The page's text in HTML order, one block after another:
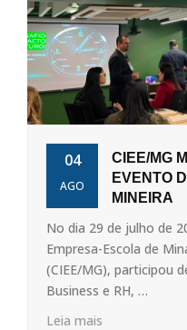
04
AGO
CIEE/MG
EVENTO
MINEIRA
No dia 29 de julho de
Empresa-Escola de
(CIEE/MG), participou
Business e RH, …
Leia mais